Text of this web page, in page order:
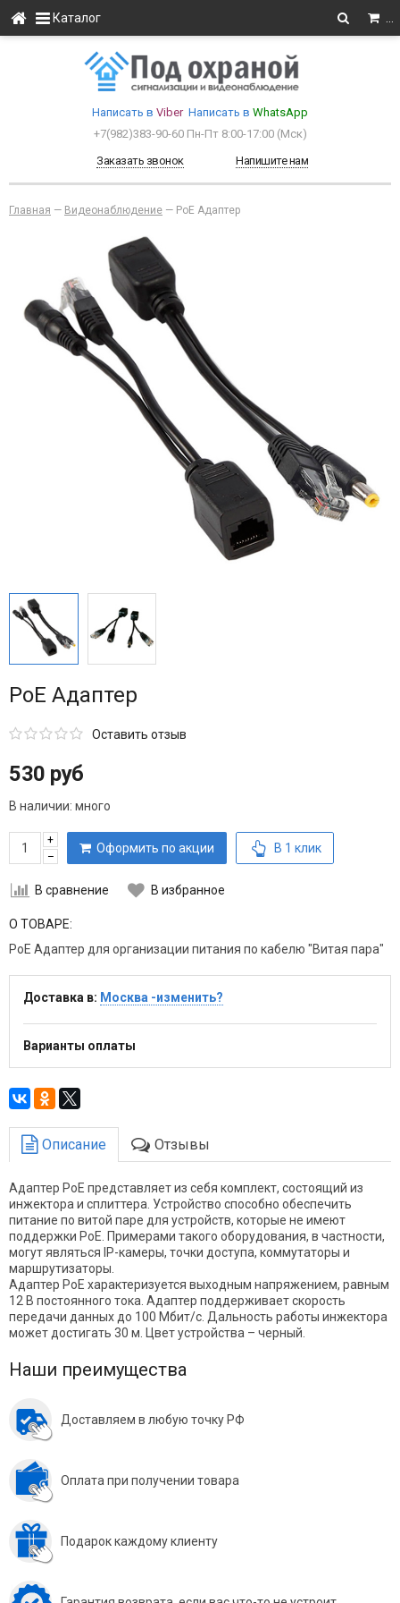
Каталог
Написать в Viber Написать в WhatsApp
+7(982)383-90-60 Пн-Пт 8:00-17:00 (Мcк)
Заказать звонок
Напишите нам
Главная — Видеонаблюдение — PoE Адаптер
PoE Адаптер
Оставить отзыв
530 руб
В наличии: много
+
–
Оформить по акции В 1 клик
В сравнение В избранное
О ТОВАРЕ:
PoE Адаптер для организации питания по кабелю "Витая пара"
Доставка в: Москва -изменить?
Варианты оплаты
Описание Отзывы
Адаптер PoE представляет из себя комплект, состоящий из
инжектора и сплиттера. Устройство способно обеспечить
питание по витой паре для устройств, которые не имеют
поддержки PoE. Примерами такого оборудования, в частности,
могут являться IP-камеры, точки доступа, коммутаторы и
маршрутизаторы.
Адаптер PoE характеризуется выходным напряжением, равным
12 В постоянного тока. Адаптер поддерживает скорость
передачи данных до 100 Мбит/с. Дальность работы инжектора
может достигать 30 м. Цвет устройства – черный.
Наши преимущества
Доставляем в любую точку РФ
Оплата при получении товара
Подарок каждому клиенту